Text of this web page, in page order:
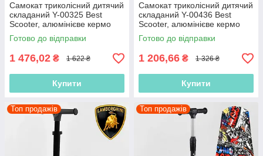
Самокат триколісний дитячий
складаний Y-00325 Best
Scooter, алюмінієве кермо
заввишки від 69 до 79 см,
Червоний
Готово до відправки
1 476,02 ₴ 1 622 ₴
Купити
Самокат триколісний дитячий
складаний Y-00436 Best
Scooter, алюмінієве кермо
заввишки від 69 до 79 см
Салатовий
Готово до відправки
1 206,66 ₴ 1 326 ₴
Купити
Топ продажів Топ продажів